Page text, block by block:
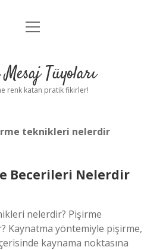
Anasayfa
Yasal Uyarı
menüyü
Mesaj Tüyoları
renk katan pratik fikirler!
teknikleri nelerdir
Becerileri Nelerdir
nelerdir? Pişirme
Kaynatma yöntemiyle pişirme,
kaynama noktasına